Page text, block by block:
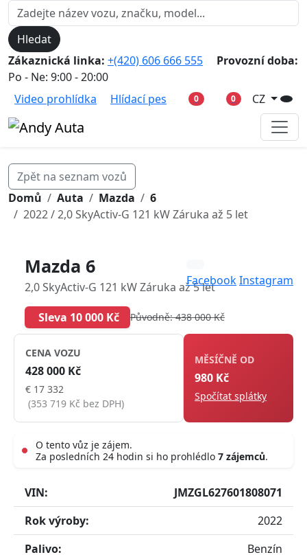
Hledat
Zákaznická linka: +(420) 606 666 555
Provozní doba:
Po - Ne: 9:00 - 20:00
Video prohlídka
Hlídací pes 0 0 CZ
Zpět na seznam vozů
Domů
Auta Mazda
6
2022 / 2,0 SkyActiv-G 121 kW Záruka až 5 let
Mazda 6
2,0 SkyActiv-G 121 kW Záruka až 5 let
FacebookInstagram
Sleva 10 000 Kč Původně: 438 000 Kč
CENA VOZU
428 000 Kč
€ 17 332
(353 719 Kč bez DPH)
MĚSÍČNĚ OD
980 Kč
Spočítat splátky
Live
O tento vůz je zájem.
Za posledních 24 hodin si ho prohlédlo 7 zájemců.
VIN:
JMZGL627601808071
Rok výroby:
2022
Palivo:
Benzín